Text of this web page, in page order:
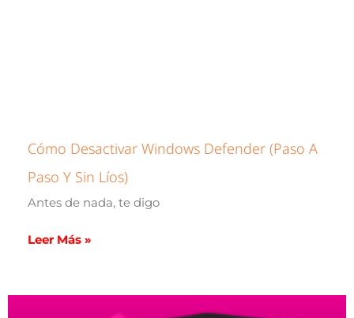
Cómo Desactivar Windows Defender (paso A
Paso Y Sin Líos)
Antes de nada, te digo
Leer Más »